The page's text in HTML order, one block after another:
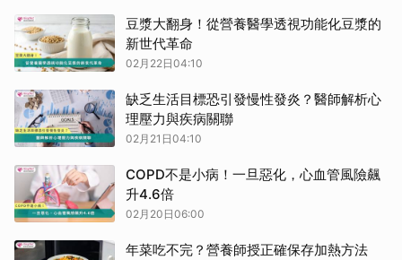
豆漿大翻身！從營養醫學透視功能化豆漿的
新世代革命
02月22日04:10
缺乏生活目標恐引發慢性發炎？醫師解析心
理壓力與疾病關聯
02月21日04:10
COPD不是小病！一旦惡化，心血管風險飆
升4.6倍
02月20日06:00
年菜吃不完？營養師授正確保存加熱方法